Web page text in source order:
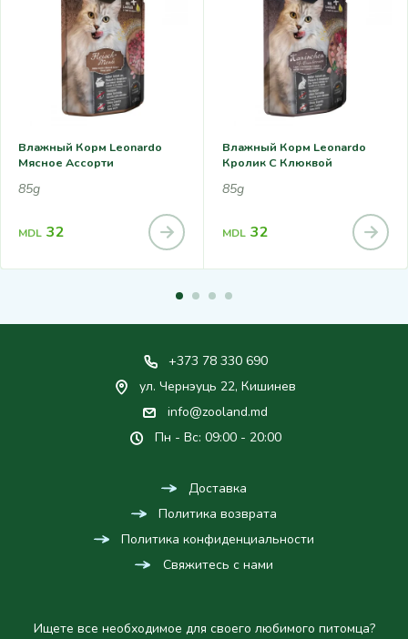
Влажный Корм Leonardo
Мясное Ассорти
85g
MDL 32
Влажный Корм Leonardo
Кролик С Клюквой
85g
MDL 32
+373 78 330 690
ул. Чернэуць 22, Кишинев
info@zooland.md
Пн - Вс: 09:00 - 20:00
Доставка
Политика возврата
Политика конфиденциальности
Свяжитесь с нами
Ищете все необходимое для своего любимого питомца?